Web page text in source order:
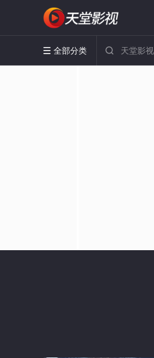
 全部分类 